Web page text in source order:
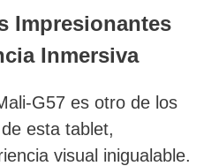
Impresionantes
Inmersiva
G57 es otro de los
esta tablet,
visual inigualable.